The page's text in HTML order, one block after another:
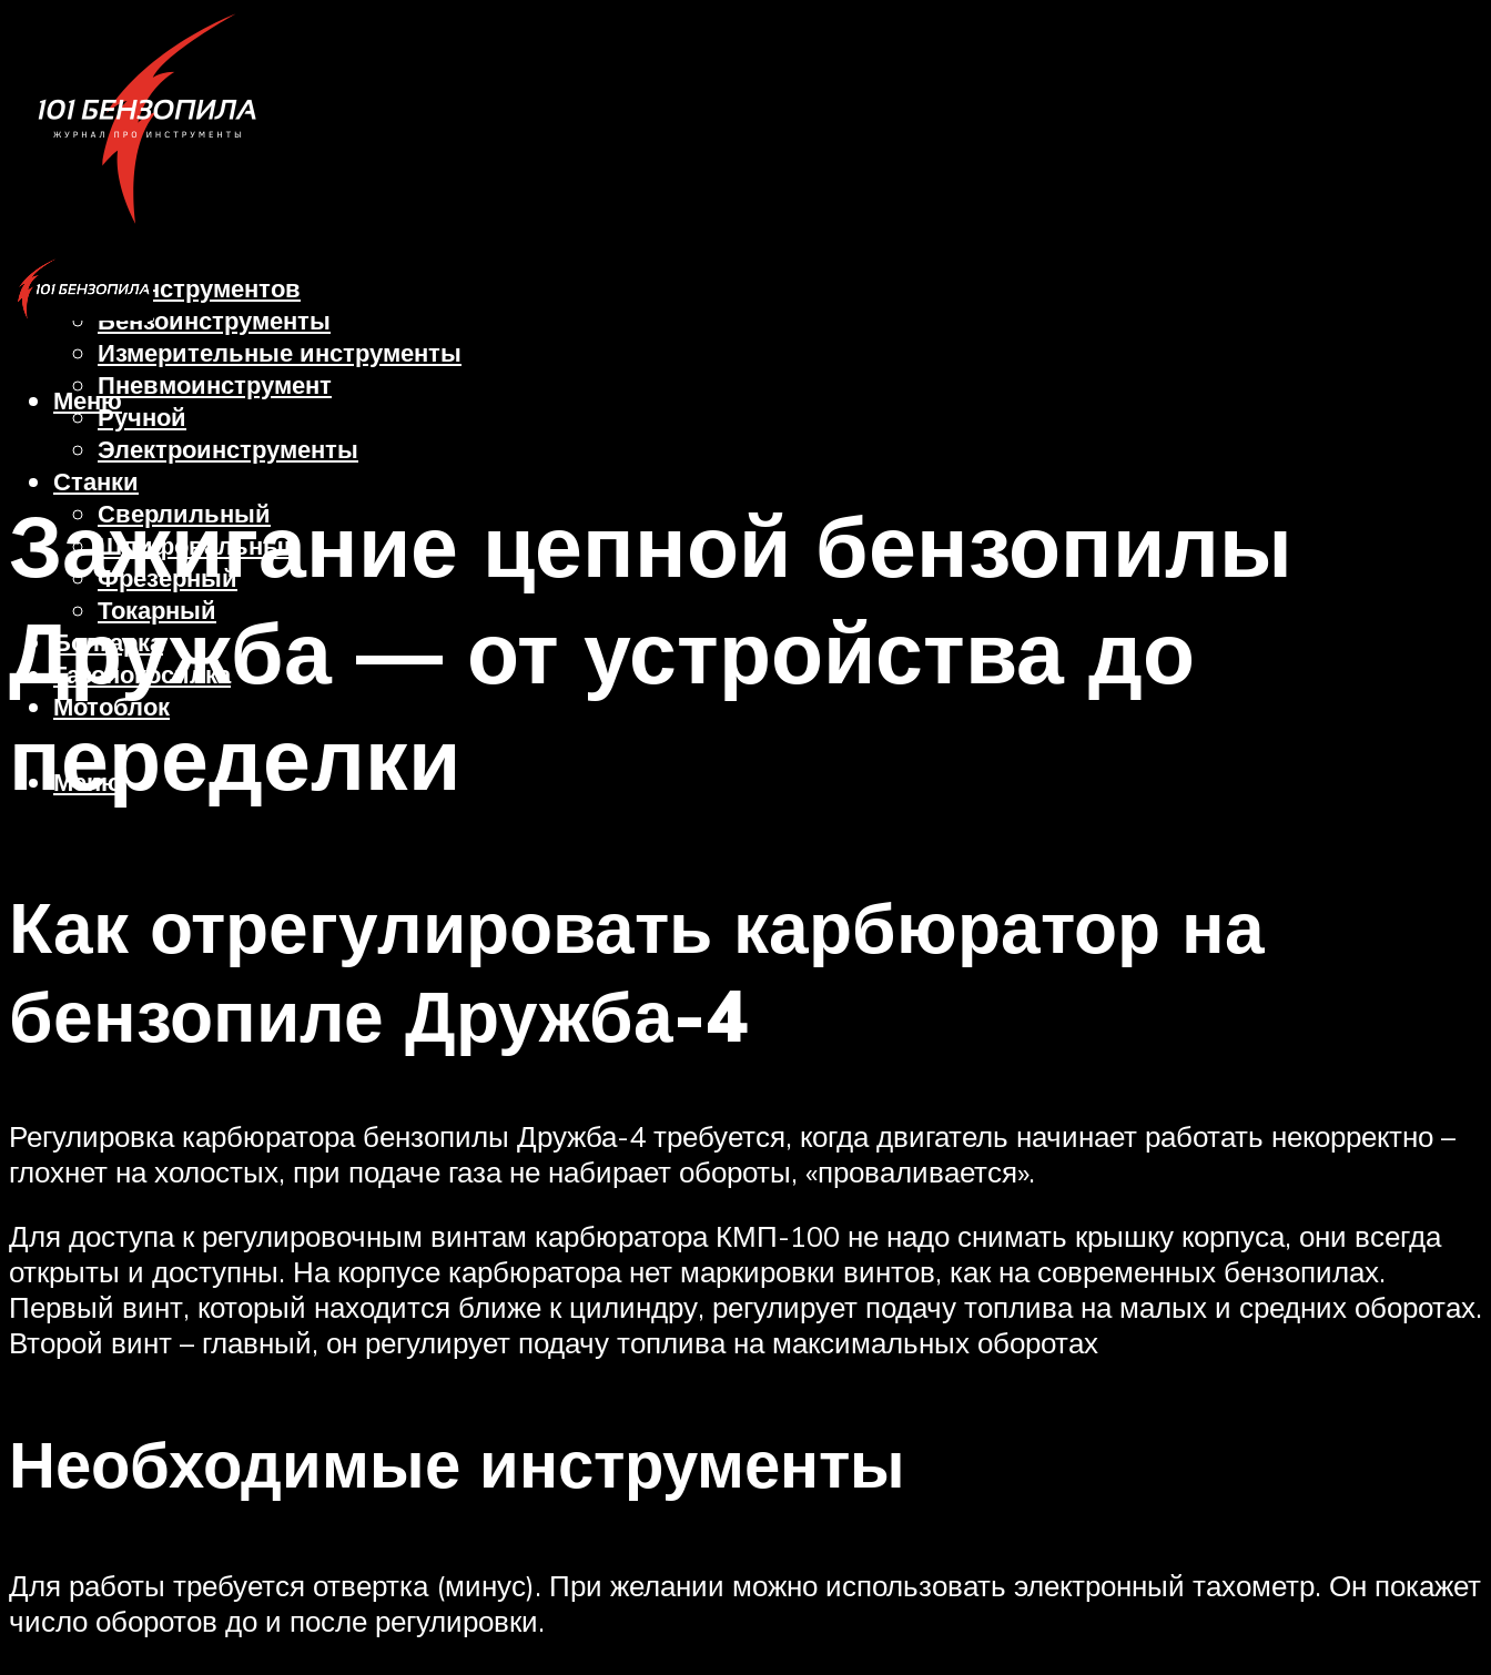
Виды инструментов
Бензоинструменты
Измерительные инструменты
Пневмоинструмент
Ручной
Электроинструменты
Станки
Сверлильный
Шлифовальный
Фрезерный
Токарный
Болгарка
Газонокосилка
Мотоблок
Меню
Меню
Зажигание цепной бензопилы
Дружба — от устройства до
переделки
Как отрегулировать карбюратор на
бензопиле Дружба-4
Регулировка карбюратора бензопилы Дружба-4 требуется, когда двигатель начинает работать некорректно –
глохнет на холостых, при подаче газа не набирает обороты, «проваливается».
Для доступа к регулировочным винтам карбюратора КМП-100 не надо снимать крышку корпуса, они всегда
открыты и доступны. На корпусе карбюратора нет маркировки винтов, как на современных бензопилах.
Первый винт, который находится ближе к цилиндру, регулирует подачу топлива на малых и средних оборотах.
Второй винт – главный, он регулирует подачу топлива на максимальных оборотах
Необходимые инструменты
Для работы требуется отвертка (минус). При желании можно использовать электронный тахометр. Он покажет
число оборотов до и после регулировки.